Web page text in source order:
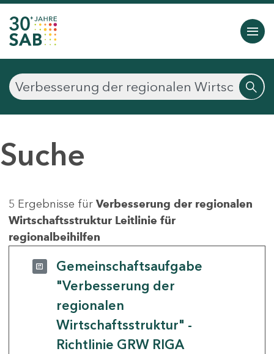
Suche
5 Ergebnisse für Verbesserung der regionalen
Wirtschaftsstruktur Leitlinie für
regionalbeihilfen
Gemeinschaftsaufgabe
"Verbesserung der
regionalen
Wirtschaftsstruktur" -
Richtlinie GRW RIGA